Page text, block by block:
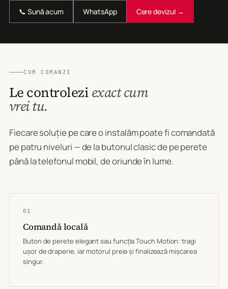
📞 Sună acum WhatsApp Cere devizul →
CUM COMANZI
Le controleziexact cum
vrei tu.
Fiecare soluție pe care o instalăm poate fi comandată
pe patru niveluri — de la butonul clasic de pe perete
până la telefonul mobil, de oriunde în lume.
01
Comandă locală
Buton de perete elegant sau funcția Touch Motion: tragi
ușor de draperie, iar motorul preia și finalizează mișcarea
singur.